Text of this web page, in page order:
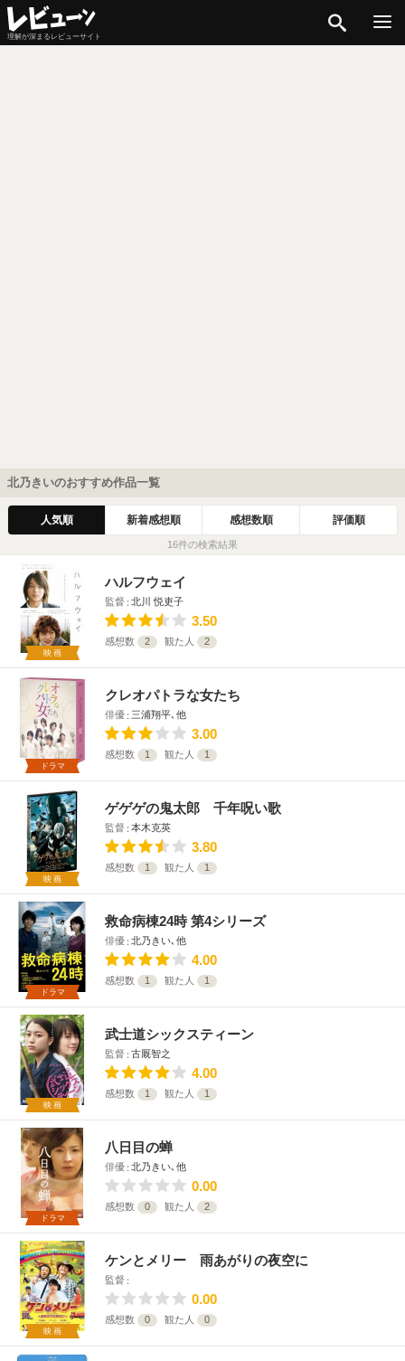
理解が深まるレビューサイト
北乃きいのおすすめ作品一覧
人気順 新着感想順 感想数順 評価順
16件の検索結果
映画
ハルフウェイ
監督 北川 悦吏子
3.50
感想数 2 観た人 2
ドラマ
クレオパトラな女たち
俳優 三浦翔平､他
3.00
感想数 1 観た人 1
映画
ゲゲゲの鬼太郎 千年呪い歌
監督 本木克英
3.80
感想数 1 観た人 1
ドラマ
救命病棟24時 第4シリーズ
俳優 北乃きい､他
4.00
感想数 1 観た人 1
映画
武士道シックスティーン
監督 古厩智之
4.00
感想数 1 観た人 1
ドラマ
八日目の蝉
俳優 北乃きい､他
0.00
感想数 0 観た人 2
映画
ケンとメリー 雨あがりの夜空に
監督
0.00
感想数 0 観た人 0